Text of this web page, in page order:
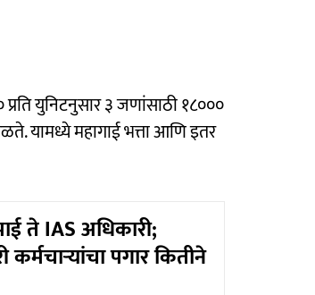
युनिटनुसार ३ जणांसाठी १८०००
यामध्ये महागाई भत्ता आणि इतर
ते IAS अधिकारी;
पगार कितीने